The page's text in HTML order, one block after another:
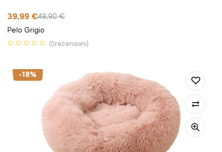
48,90€
39,99 €
Pelo Grigio
(0recensioni)
-18%